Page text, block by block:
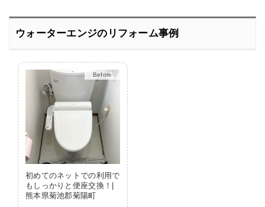
ウォーターエンジのリフォーム事例
Before
After
初めてのネットでの利用で
もしっかりと便座交換！|
熊本県菊池郡菊陽町